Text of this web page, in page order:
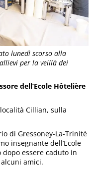
lunedì scorso alla
per la veillà dei
dell’Ecole Hôtelière
Cillian, sulla
di Gressoney-La-Trinité
insegnante dell’Ecole
dopo essere caduto in
amici.